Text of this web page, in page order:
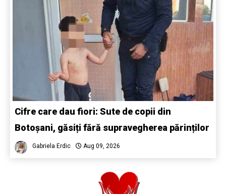
Cifre care dau fiori: Sute de copii din
Botoșani, găsiți fără supravegherea părinților
Gabriela Erdic Aug 09, 2026